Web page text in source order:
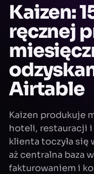
Kaizen:
ręcznej
Airtable
Kaizen produkuje
hoteli, restauracji i
klienta toczyła się
aż centralna baza
fakturowaniem i